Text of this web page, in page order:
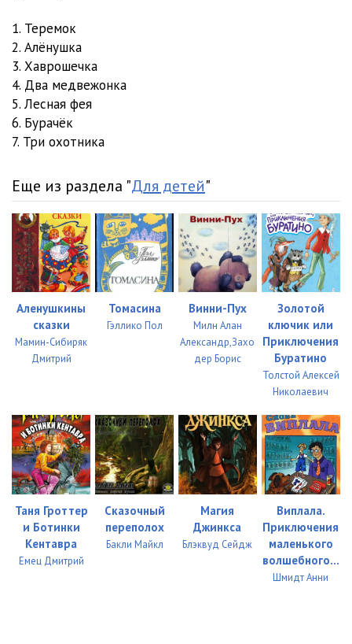
1. Теремок
2. Алёнушка
3. Хаврошечка
4. Два медвежонка
5. Лесная фея
6. Бурачёк
7. Три охотника
Еще из раздела "Для детей"
Аленушкины
сказки
Мамин-Сибиряк
Дмитрий
Томасина
Гэллико Пол
Винни-Пух
Милн Алан
Александр,Захо
дер Борис
Золотой
ключик или
Приключения
Буратино
Толстой Алексей
Николаевич
Таня Гроттер
и Ботинки
Кентавра
Емец Дмитрий
Сказочный
переполох
Бакли Майкл
Магия
Джинкса
Блэквуд Сейдж
Виплала.
Приключения
маленького
волшебного...
Шмидт Анни